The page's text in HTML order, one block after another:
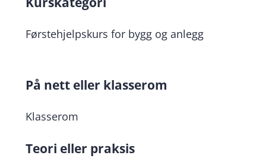
Førstehjelpskurs for bygg og anlegg
På nett eller klasserom
Klasserom
Teori eller praksis